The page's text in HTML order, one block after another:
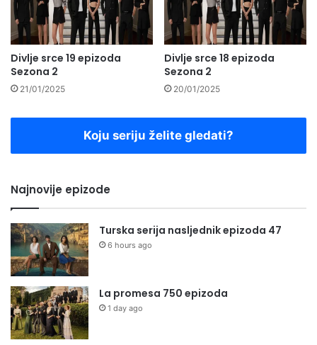
Divlje srce 19 epizoda
Sezona 2
21/01/2025
Divlje srce 18 epizoda
Sezona 2
20/01/2025
Koju seriju želite gledati?
Najnovije epizode
Turska serija nasljednik epizoda 47
6 hours ago
La promesa 750 epizoda
1 day ago